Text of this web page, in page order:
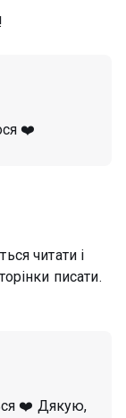
❤️
читати і
писати.
❤️ Дякую,